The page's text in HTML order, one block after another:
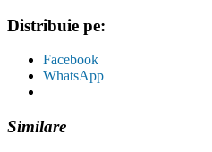
Distribuie pe:
Facebook
WhatsApp
Similare